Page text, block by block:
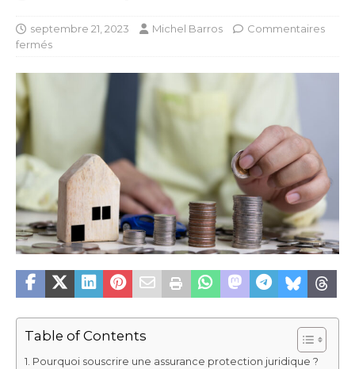
septembre 21, 2023 Michel Barros
Commentaires
fermés
Table of Contents
Pourquoi souscrire une assurance protection juridique ?